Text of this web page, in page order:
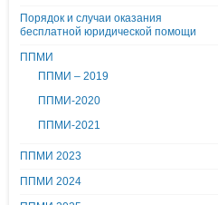
Порядок и случаи оказания
бесплатной юридической помощи
ППМИ
ППМИ – 2019
ППМИ-2020
ППМИ-2021
ППМИ 2023
ППМИ 2024